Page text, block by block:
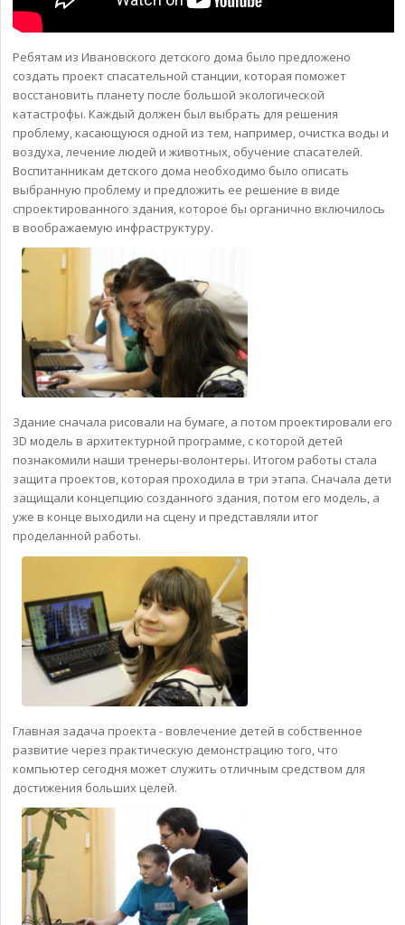
Ребятам из Ивановского детского дома было предложено
создать проект спасательной станции, которая поможет
восстановить планету после большой экологической
катастрофы. Каждый должен был выбрать для решения
проблему, касающуюся одной из тем, например, очистка воды и
воздуха, лечение людей и животных, обучение спасателей.
Воспитанникам детского дома необходимо было описать
выбранную проблему и предложить ее решение в виде
спроектированного здания, которое бы органично включилось
в воображаемую инфраструктуру.
Здание сначала рисовали на бумаге, а потом проектировали его
3D модель в архитектурной программе, с которой детей
познакомили наши тренеры-волонтеры. Итогом работы стала
защита проектов, которая проходила в три этапа. Сначала дети
защищали концепцию созданного здания, потом его модель, а
уже в конце выходили на сцену и представляли итог
проделанной работы.
Главная задача проекта - вовлечение детей в собственное
развитие через практическую демонстрацию того, что
компьютер сегодня может служить отличным средством для
достижения больших целей.